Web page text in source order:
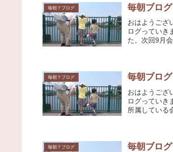
毎朝？ブログ 毎朝ブロ
おはようござ
ログっていき
た。次回9月
毎朝？ブログ 毎朝ブロ
おはようござ
ログっていき
所属している
毎朝？ブログ 毎朝ブロ